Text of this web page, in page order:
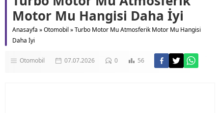
Motor Mu Hangisi Daha İyi
Anasayfa »Otomobil »Turbo Motor Mu Atmosferik Motor Mu Hangisi
Daha İyi
Otomobil 07.07.2026 0 56